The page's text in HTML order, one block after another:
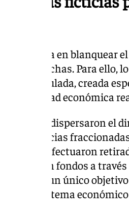
consistía en blanquear
sospechas. Para ello,
simulada, creada
actividad económica
fantasma, dispersaron el
efectuaron
y movieron fondos a
tenían un único
en el sistema